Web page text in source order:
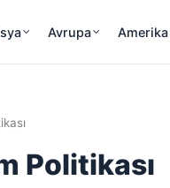
Avrupa Amerika
Politikası